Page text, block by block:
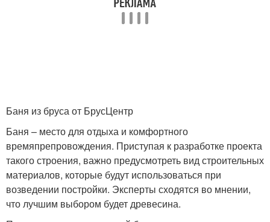
Баня из бруса от БрусЦентр
Баня – место для отдыха и комфортного
времяпрепровождения. Приступая к разработке проекта
такого строения, важно предусмотреть вид строительных
материалов, которые будут использоваться при
возведении постройки. Эксперты сходятся во мнении,
что лучшим выбором будет древесина.